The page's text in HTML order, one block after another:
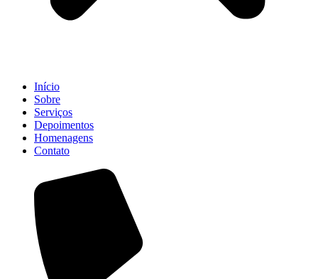
Início
Sobre
Serviços
Depoimentos
Homenagens
Contato